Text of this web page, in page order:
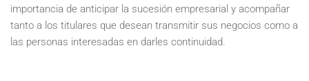
importancia de anticipar la sucesión empresarial y acompañar
tanto a los titulares que desean transmitir sus negocios como a
las personas interesadas en darles continuidad.